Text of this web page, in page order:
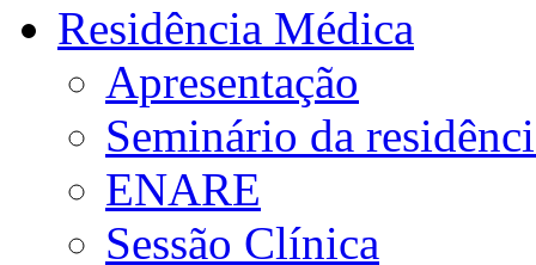
Residência Médica
Apresentação
Seminário da
ENARE
Sessão Clínica